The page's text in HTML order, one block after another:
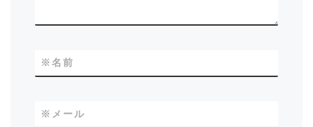
名前
※
メール
※